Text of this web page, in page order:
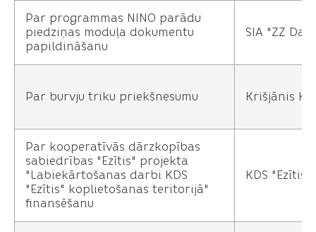
Par programmas NINO parādu
piedziņas moduļa dokumentu
papildināšanu
SIA "ZZ
Par burvju triku priekšnesumu Krišjānis
Par kooperatīvās dārzkopības
sabiedrības "Ezītis" projekta
"Labiekārtošanas darbi KDS
"Ezītis" koplietošanas teritorijā"
finansēšanu
KDS "Ezītis"